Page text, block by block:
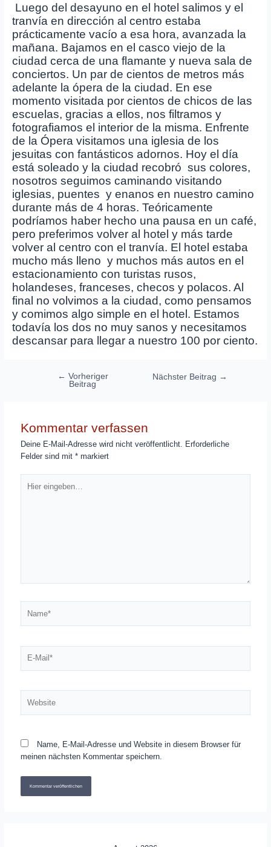
Luego del desayuno en el hotel salimos y el
tranvía en dirección al centro estaba
prácticamente vacío a esa hora, avanzada la
mañana. Bajamos en el casco viejo de la
ciudad cerca de una flamante y nueva sala de
conciertos. Un par de cientos de metros más
adelante la ópera de la ciudad. En ese
momento visitada por cientos de chicos de las
escuelas, gracias a ellos, nos filtramos y
fotografiamos el interior de la misma. Enfrente
de la Ópera visitamos una iglesia de los
jesuitas con fantásticos adornos. Hoy el día
está soleado y la ciudad recobró sus colores,
nosotros seguimos caminando visitando
iglesias, puentes y enanos en nuestro camino
durante más de 4 horas. Teóricamente
podríamos haber hecho una pausa en un café,
pero preferimos volver al hotel y más tarde
volver al centro con el tranvía. El hotel estaba
mucho más lleno y muchos más autos en el
estacionamiento con turistas rusos,
holandeses, franceses, checos y polacos. Al
final no volvimos a la ciudad, como pensamos
y comimos algo simple en el hotel. Estamos
todavía los dos no muy sanos y necesitamos
descansar para llegar a nuestro 100 por ciento.
Beitragsnavigation
← Vorheriger
Beitrag
Nächster Beitrag →
Kommentar verfassen
Deine E-Mail-Adresse wird nicht veröffentlicht.
Erforderliche
Felder sind mit* markiert
eingeben…
Mail*
Name, E-Mail-Adresse und Website in diesem Browser für
meinen nächsten Kommentar speichern.